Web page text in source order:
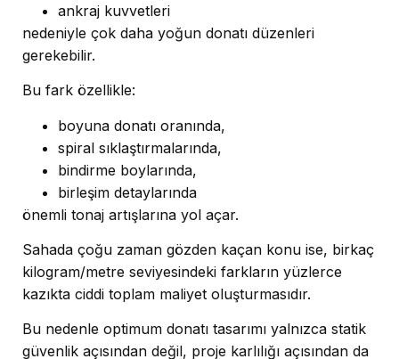
ankraj kuvvetleri
nedeniyle çok daha yoğun donatı düzenleri
gerekebilir.
Bu fark özellikle:
boyuna donatı oranında,
spiral sıklaştırmalarında,
bindirme boylarında,
birleşim detaylarında
önemli tonaj artışlarına yol açar.
Sahada çoğu zaman gözden kaçan konu ise, birkaç
kilogram/metre seviyesindeki farkların yüzlerce
kazıkta ciddi toplam maliyet oluşturmasıdır.
Bu nedenle optimum donatı tasarımı yalnızca statik
güvenlik açısından değil, proje karlılığı açısından da